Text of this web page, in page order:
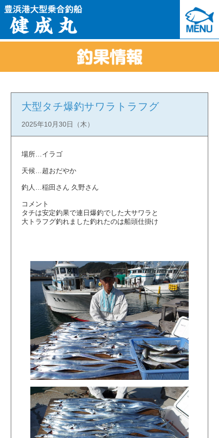
大型タチ爆釣サワラトラフグ
2025年10月30日（木）
場所…イラゴ
天候…超おだやか
釣人…稲田さん 久野さん
コメント
タチは安定釣果で連日爆釣でした大サワラと
大トラフグ釣れました釣れたのは船頭仕掛け